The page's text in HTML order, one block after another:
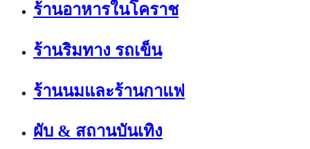
ร้านอาหารในโคราช
ร้านริมทาง รถเข็น
ร้านนมและร้านกาแฟ
ผับ & สถานบันเทิง